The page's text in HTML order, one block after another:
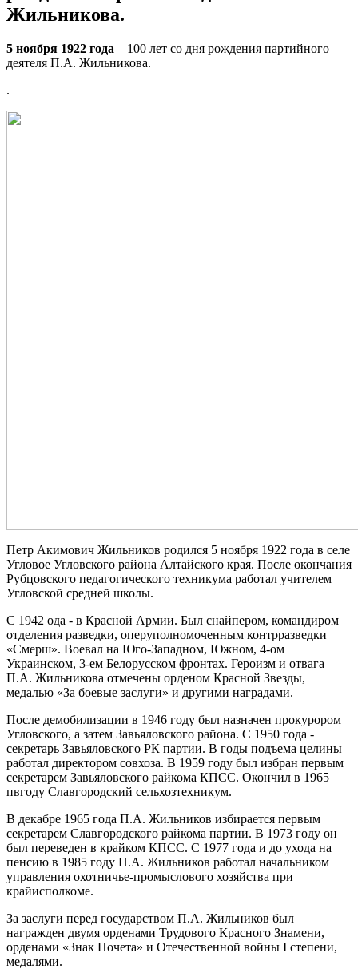
Жильникова.
5 ноября 1922 года – 100 лет со дня рождения партийного
деятеля П.А. Жильникова.
.
Петр Акимович Жильников родился 5 ноября 1922 года в селе
Угловое Угловского района Алтайского края. После окончания
Рубцовского педагогического техникума работал учителем
Угловской средней школы.
С 1942 ода - в Красной Армии. Был снайпером, командиром
отделения разведки, оперуполномоченным контрразведки
«Смерш». Воевал на Юго-Западном, Южном, 4-ом
Украинском, 3-ем Белорусском фронтах. Героизм и отвага
П.А. Жильникова отмечены орденом Красной Звезды,
медалью «За боевые заслуги» и другими наградами.
После демобилизации в 1946 году был назначен прокурором
Угловского, а затем Завьяловского района. С 1950 года -
секретарь Завьяловского РК партии. В годы подъема целины
работал директором совхоза. В 1959 году был избран первым
секретарем Завьяловского райкома КПСС. Окончил в 1965
пвгоду Славгородский сельхозтехникум.
В декабре 1965 года П.А. Жильников избирается первым
секретарем Славгородского райкома партии. В 1973 году он
был переведен в крайком КПСС. С 1977 года и до ухода на
пенсию в 1985 году П.А. Жильников работал начальником
управления охотничье-промыслового хозяйства при
крайисполкоме.
За заслуги перед государством П.А. Жильников был
награжден двумя орденами Трудового Красного Знамени,
орденами «Знак Почета» и Отечественной войны I степени,
медалями.